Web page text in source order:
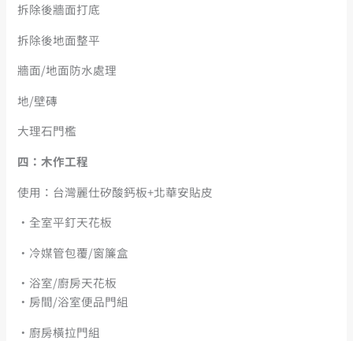
拆除後牆面打底
拆除後地面整平
牆面/地面防水處理
地/壁磚
大理石門檻
四：木作工程
使用：台灣麗仕矽酸鈣板+北華安貼皮
・全室平釘天花板
・冷媒管包覆/窗簾盒
・浴室/廚房天花板
・房間/浴室便品門組
・廚房橫拉門組